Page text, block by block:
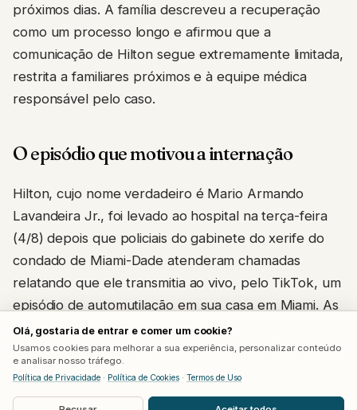
próximos dias. A família descreveu a recuperação
como um processo longo e afirmou que a
comunicação de Hilton segue extremamente limitada,
restrita a familiares próximos e à equipe médica
responsável pelo caso.
O episódio que motivou a internação
Hilton, cujo nome verdadeiro é Mario Armando
Lavandeira Jr., foi levado ao hospital na terça-feira
(4/8) depois que policiais do gabinete do xerife do
condado de Miami-Dade atenderam chamadas
relatando que ele transmitia ao vivo, pelo TikTok, um
episódio de automutilação em sua casa em Miami. As
autoridades confirmaram posteriormente que
conseguiram resgatar a pessoa em segurança e
encaminhá-la para atendimento médico.
Olá, gostaria de entrar e comer um cookie?
Usamos cookies para melhorar a sua experiência, personalizar conteúdo
e analisar nosso tráfego.
Política de Privacidade · Política de Cookies · Termos de Uso